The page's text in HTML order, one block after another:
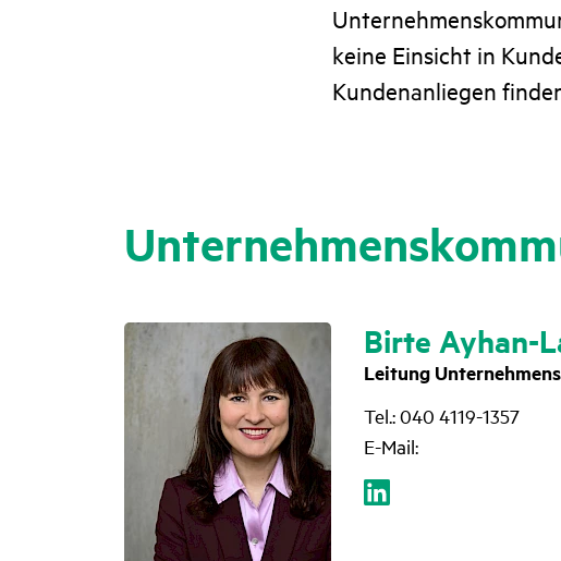
keine Einsicht in
Kundenanliegen
Birte Ayhan-
Leitung
Tel.: 040 4119-1357
E-Mail: